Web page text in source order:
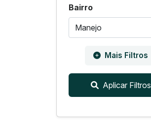
Bairro
Mais Filtros
Aplicar Filtros